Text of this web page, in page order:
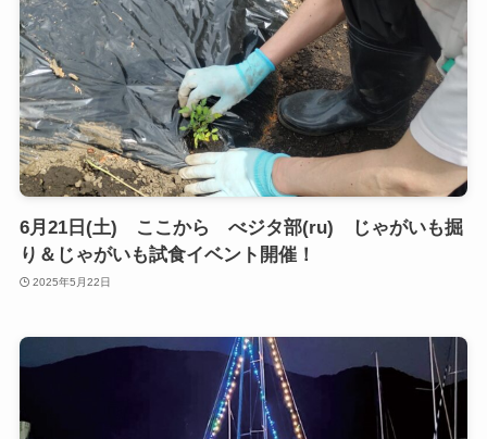
6月21日(土) ここから べジタ部(ru) じゃがいも掘
り＆じゃがいも試食イベント開催！
2025年5月22日